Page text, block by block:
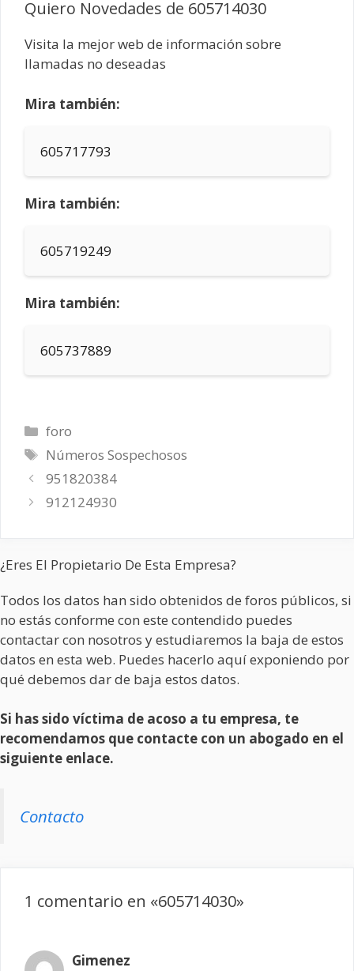
Quiero Novedades de 605714030
Visita la mejor web de información sobre
llamadas no deseadas
Mira también:
605717793
Mira también:
605719249
Mira también:
605737889
Categorías
foro
Etiquetas
Números Sospechosos
951820384
912124930
¿Eres El Propietario De Esta Empresa?
Todos los datos han sido obtenidos de foros públicos, si
no estás conforme con este contendido puedes
contactar con nosotros y estudiaremos la baja de estos
datos en esta web. Puedes hacerlo aquí exponiendo por
qué debemos dar de baja estos datos.
Si has sido víctima de acoso a tu empresa, te
recomendamos que contacte con un abogado en el
siguiente enlace.
Contacto
1 comentario en «605714030»
Gimenez